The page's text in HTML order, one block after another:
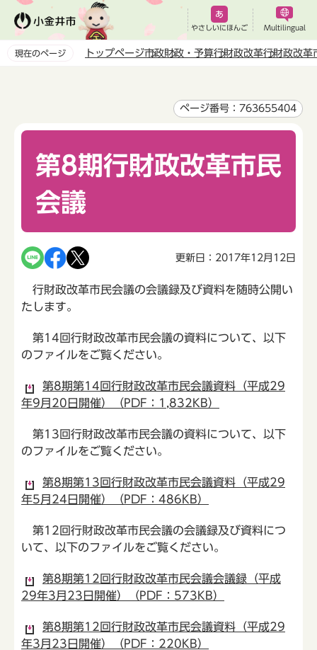
ペ
やさしいにほんご Multilingual
現在のページ トップページ市政財政・予算行財政改革行財政改革
ページ番号：763655404
第8期行財政改革市民
会議
更新日：2017年12月12日
行財政改革市民会議の会議録及び資料を随時公開い
たします。
第14回行財政改革市民会議の資料について、以下
のファイルをご覧ください。
第8期第14回行財政改革市民会議資料（平成29
年9月20日開催）（PDF：1,832KB）
第13回行財政改革市民会議の資料について、以下
のファイルをご覧ください。
第8期第13回行財政改革市民会議資料（平成29
年5月24日開催）（PDF：486KB）
第12回行財政改革市民会議の会議録及び資料につ
いて、以下のファイルをご覧ください。
第8期第12回行財政改革市民会議会議録（平成
29年3月23日開催）（PDF：573KB）
第8期第12回行財政改革市民会議資料（平成29
年3月23日開催）（PDF：220KB）